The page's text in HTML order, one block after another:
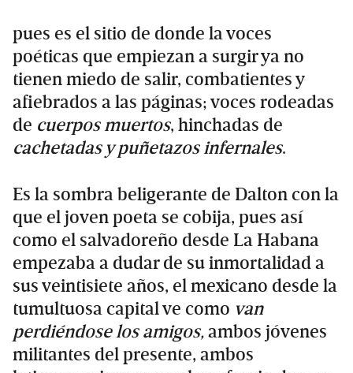
pues es el sitio de donde la voces
poéticas que empiezan a surgir ya no
tienen miedo de salir, combatientes y
afiebrados a las páginas; voces rodeadas
de cuerpos muertos, hinchadas de
cachetadas y puñetazos infernales.
Es la sombra beligerante de Dalton con la
que el joven poeta se cobija, pues así
como el salvadoreño desde La Habana
empezaba a dudar de su inmortalidad a
sus veintisiete años, el mexicano desde la
tumultuosa capital ve como van
perdiéndose los amigos,ambos jóvenes
militantes del presente, ambos